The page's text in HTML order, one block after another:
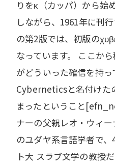
りをκ（カッパ）から始
しながら、1961年に刊
の第2版では、初版の
なっています。 ここか
がどういった確信を持
Cyberneticsと名付けた
まったということ
ナーの父親レオ・ウィ
のユダヤ系言語学者で
ト大 スラブ文学の教授